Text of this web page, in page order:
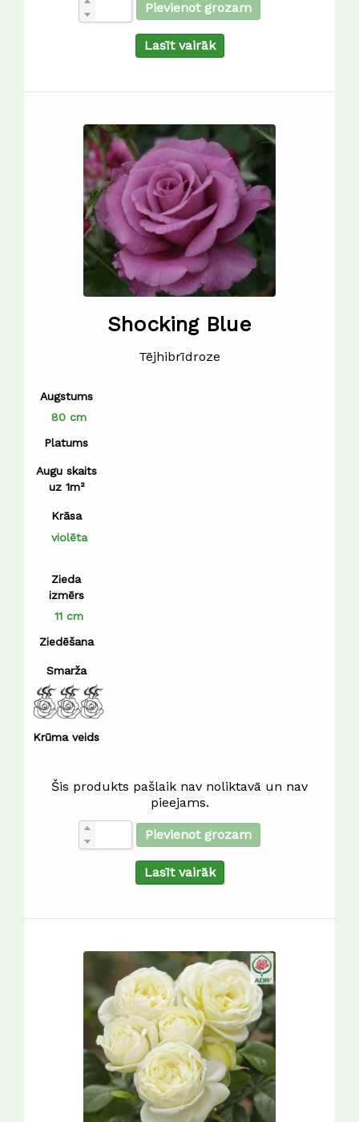
Pievienot grozam
Lasīt vairāk
Shocking Blue
Tējhibrīdroze
Augstums
80 cm
Platums
Augu skaits
uz 1m²
Krāsa
violēta
Zieda
izmērs
11 cm
Ziedēšana
Smarža
Krūma veids
Šis produkts pašlaik nav noliktavā un nav
pieejams.
Pievienot grozam
Lasīt vairāk